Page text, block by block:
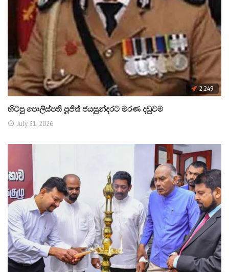
2,249
හිටපු පොලිස්පති පූජිත් ජයසුන්දරට මරණ දඬුවම
July 31, 2026